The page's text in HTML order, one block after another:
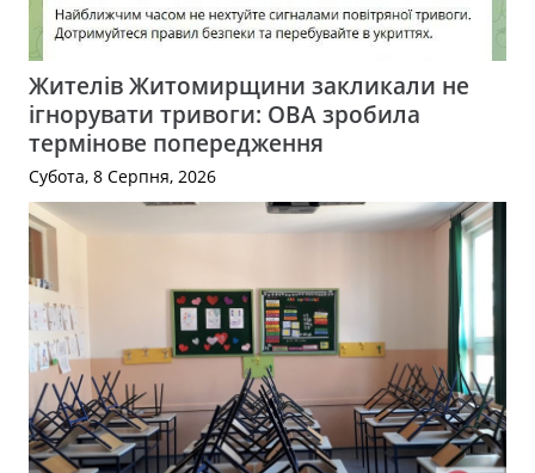
Жителів Житомирщини закликали не
ігнорувати тривоги: ОВА зробила
термінове попередження
Субота, 8 Серпня, 2026